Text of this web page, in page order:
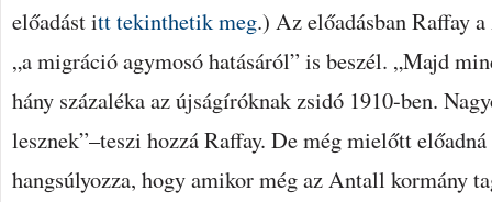
előadást itt tekinthetik meg.) Az előadásban Raffay
„a migráció agymosó hatásáról” is beszél. „Majd
hány százaléka az újságíróknak zsidó 1910-ben.
lesznek”–teszi hozzá Raffay. De még mielőtt
hangsúlyozza, hogy amikor még az Antall kormány